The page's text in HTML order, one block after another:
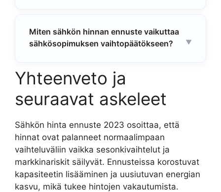
Miten sähkön hinnan ennuste vaikuttaa
sähkösopimuksen vaihtopäätökseen?
Yhteenveto ja
seuraavat askeleet
Sähkön hinta ennuste 2023 osoittaa, että
hinnat ovat palanneet normaalimpaan
vaihteluväliin vaikka sesonkivaihtelut ja
markkinariskit säilyvät. Ennusteissa korostuvat
kapasiteetin lisääminen ja uusiutuvan energian
kasvu, mikä tukee hintojen vakautumista.